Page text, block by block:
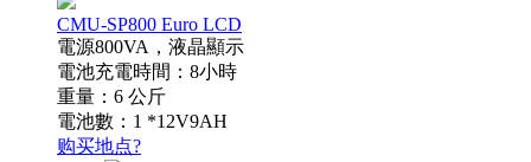
CMU-SP800 Euro LCD
電源800VA，液晶顯示
電池充電時間：8小時
重量：6 公斤
電池數：1 *12V9AH
购买地点?